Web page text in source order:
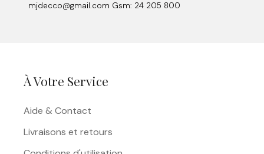
mjdecco@gmail.com Gsm: 24 205 800
À Votre Service
Aide & Contact
Livraisons et retours